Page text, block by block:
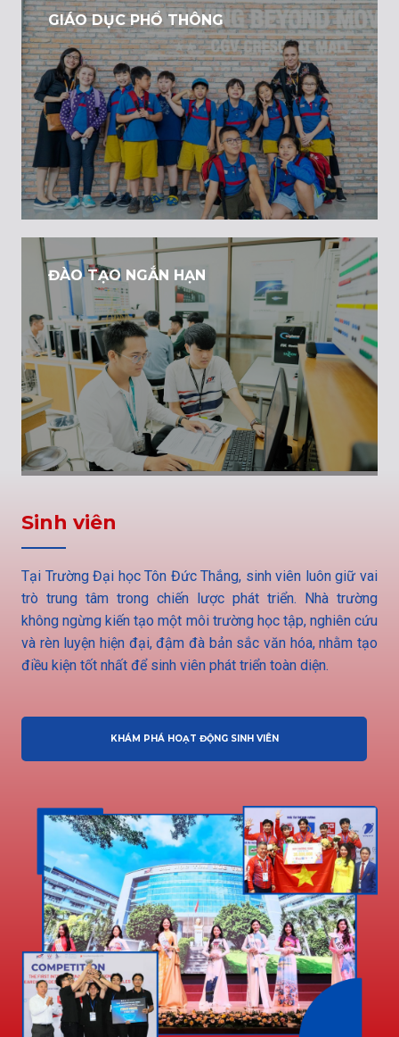
GIÁO DỤC PHỔ THÔNG
ĐÀO TẠO NGẮN HẠN
Sinh viên
Tại Trường Đại học Tôn Đức Thắng, sinh viên luôn giữ vai
trò trung tâm trong chiến lược phát triển. Nhà trường
không ngừng kiến tạo một môi trường học tập, nghiên cứu
và rèn luyện hiện đại, đậm đà bản sắc văn hóa, nhằm tạo
điều kiện tốt nhất để sinh viên phát triển toàn diện.
KHÁM PHÁ HOẠT ĐỘNG SINH VIÊN